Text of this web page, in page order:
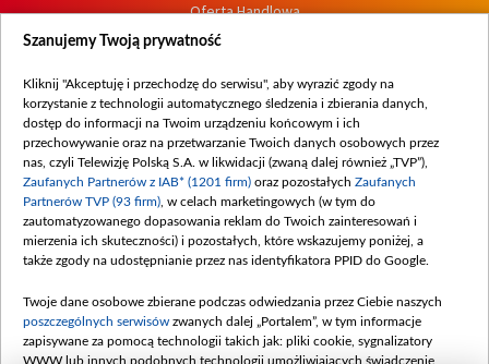
Oferta Handlowa
Dostępność
Procedura zgłoszeń wewnętrznych
Szanujemy Twoją prywatność
Kliknij "Akceptuję i przechodzę do serwisu", aby wyrazić zgody na
korzystanie z technologii automatycznego śledzenia i zbierania danych,
dostęp do informacji na Twoim urządzeniu końcowym i ich
przechowywanie oraz na przetwarzanie Twoich danych osobowych przez
nas, czyli Telewizję Polską S.A. w likwidacji (zwaną dalej również „TVP”),
Zaufanych Partnerów z IAB* (1201 firm) oraz pozostałych Zaufanych
Partnerów TVP (93 firm) , w celach marketingowych (w tym do
zautomatyzowanego dopasowania reklam do Twoich zainteresowań i
mierzenia ich skuteczności) i pozostałych, które wskazujemy poniżej, a
także zgody na udostępnianie przez nas identyfikatora PPID do Google.
Twoje dane osobowe zbierane podczas odwiedzania przez Ciebie naszych
poszczególnych serwisów zwanych dalej „Portalem”, w tym informacje
zapisywane za pomocą technologii takich jak: pliki cookie, sygnalizatory
WWW lub innych podobnych technologii umożliwiających świadczenie